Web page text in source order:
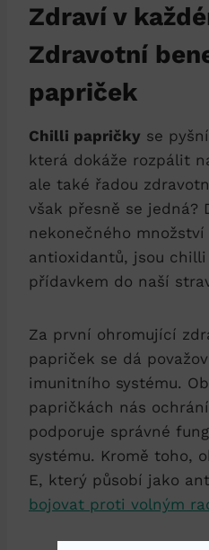
Zdraví v
Zdravotní
papriček
Chilli papričky se
která dokáže rozpálit
ale také řadou
však přesně se jedná?
nekonečného
antioxidantů, jsou
přídavkem do naší
Za první ohromující
papriček se dá
imunitního systému.
papričkách nás
podporuje správné
systému. Kromě toho,
E, který působí jako
bojovat proti volným